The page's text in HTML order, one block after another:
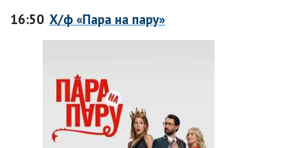
16:50 Х/ф «Пара на пару»